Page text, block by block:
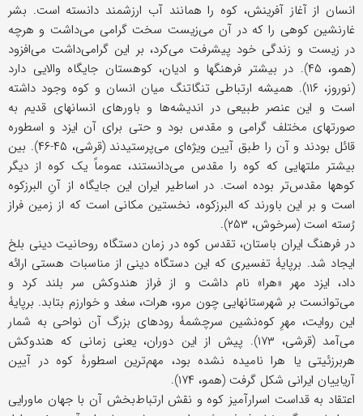
انسان از آغاز آفرینش، کوه را همانند آب ارزشمند ‌دانسته است. بشر
غارنشین کوهی را که در آن می‌زیست سخت گرامی می‌داشت و هرچه
در زیست و زندگی خود پیشرفت می‌کرد، بر این گرامی‌داشت می‌افزود
(همو، ۴۵). در بیشتر فرهنگها و ادیان، کوهستان جایگاه والایی دارد
(نوروز، ۱۱۶). همیشه ارتباطی تنگاتنگ میان انسان و کوه وجود داشته
است و این عنصر طبیعی در اندیشه‌ها و باورهای انسانهای قدیم به
صورتهای مختلف گرامی‌ و مقدس بود و حتى برای آن ایزد و اسطوره‌
قائل بودند و آن را طبق آیین ویژه‌ای می‌پرستیدند (قرشی، ۴۵-۴۶). بین
بیشتر ملتهایی که کوه را مقدس می‌دانستند، عموماً یک کوه از دیگر
کوهها مقدس‌تر بوده است. در اساطیر ایران این جایگاه از آنِ البرزکوه
است و بر این باورند که البرزکوه، نخستین مکانی است که از زمین فراز
رُسته است (سرخوش، ۲۵۳).
در فرهنگ ایران باستان، تقدس کوه در زمان دستگاه روحانیت دینی بلخ
ایجاد شد. بر‌پایۀ تفسیری که این دستگاه دینی از مناسبات هستی ارائه
داد، ایزد مهر «هرا» نام داشت و از فراز هندوکش سر بلند کرد و
می‌توانست بر شهرستانهایی چون مرو، هرات، سغد و خوارزم بتابد. بر‌پایۀ
این روایت، مهرِ کوه‌نشین سرچشمۀ رودهای بزرگ آن نواحی به شمار
می‌آمد (قرشی، ۱۷۳). پیش از این دوران، یعنی زمانی که هندوکش
هربرزئیتی یا هرا نامیده نشده بود، مهم‌ترین اسطورۀ کوه در آیین
آریاییان ایرانی شکل گرفت (همو، ۱۷۴).
اعتقاد به قداست اسرارآمیز کوه و نقش ارتباط‌بخش آن با جهان ماورایی